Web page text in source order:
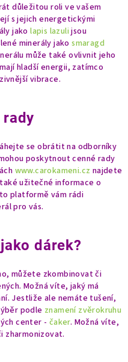
důležitou roli ve vašem
s jejich energetickými
jakolapis lazuli jsou
minerály jakosmaragd
může také ovlivnit jeho
mají hladší energii, zatímco
vibrace.
se obrátit na odborníky
poskytnout cenné rady
www.carokameni.cz najdete
užitečné informace o
platformě vám rádi
pro vás.
dárek?
můžete zkombinovat či
Možná víte, jaký má
Jestliže ale nemáte tušení,
podle znamení zvěrokruhu
center - čaker. Možná víte,
zharmonizovat.